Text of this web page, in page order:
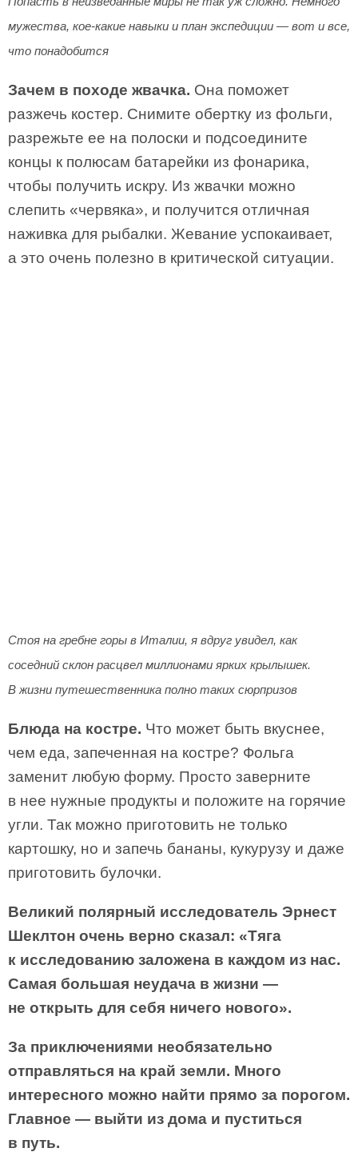
мужества, кое-какие навыки и план экспедиции — вот и все,
что понадобится
Зачем в походе жвачка. Она поможет
разжечь костер. Снимите обертку из фольги,
разрежьте ее на полоски и подсоедините
концы к полюсам батарейки из фонарика,
чтобы получить искру. Из жвачки можно
слепить «червяка», и получится отличная
наживка для рыбалки. Жевание успокаивает,
а это очень полезно в критической ситуации.
Стоя на гребне горы в Италии, я вдруг увидел, как
соседний склон расцвел миллионами ярких крылышек.
В жизни путешественника полно таких сюрпризов
Блюда на костре. Что может быть вкуснее,
чем еда, запеченная на костре? Фольга
заменит любую форму. Просто заверните
в нее нужные продукты и положите на горячие
угли. Так можно приготовить не только
картошку, но и запечь бананы, кукурузу и даже
приготовить булочки.
Великий полярный исследователь Эрнест
Шеклтон очень верно сказал: «Тяга
к исследованию заложена в каждом из нас.
Самая большая неудача в жизни —
не открыть для себя ничего нового».
За приключениями необязательно
отправляться на край земли. Много
интересного можно найти прямо за порогом.
Главное — выйти из дома и пуститься
в путь.